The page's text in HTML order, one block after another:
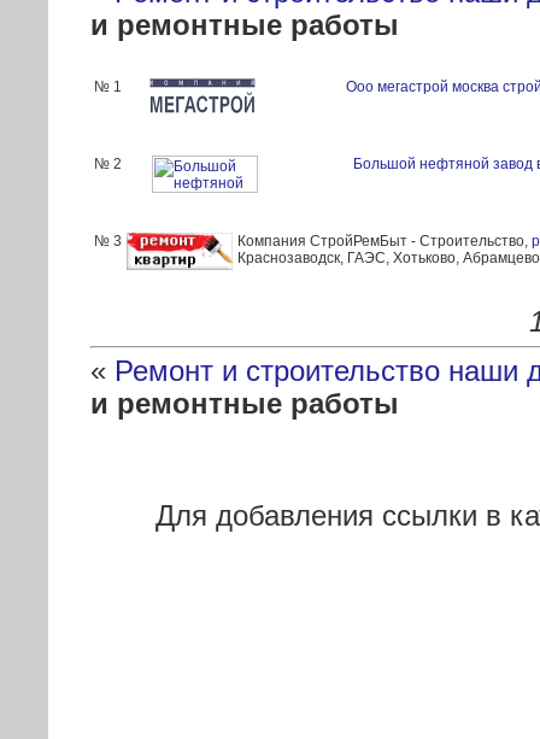
и ремонтные работы
№ 1 Ооо мегастрой москва
№ 2 Большой нефтяной завод
№ 3 Компания СтройРемБыт - Строительство,
Краснозаводск, ГАЭС, Хотьково,
« Ремонт и строительство наши
и ремонтные работы
Для добавления ссылки в